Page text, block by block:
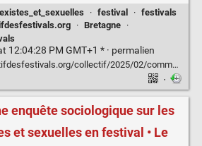
· festival · festivals
· Bretagne ·
12:04:28 PM GMT+1 * · permalien
02/communique-des-collectifs-et-associations-de-prevention-des-violences-en-milieu-festif/
·
enquête sociologique sur les
et sexuelles en festival • Le